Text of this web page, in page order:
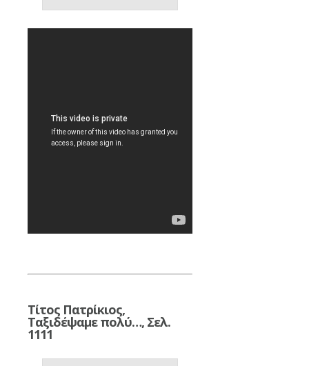
Τίτος Πατρίκιος,
Ταξιδέψαμε πολύ…, Σελ.
1111